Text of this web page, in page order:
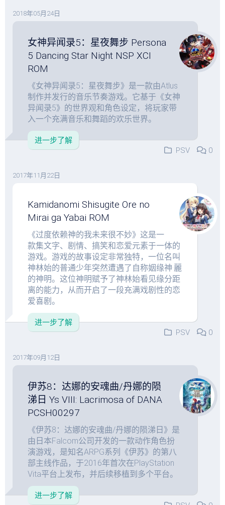
2018年05月24日
女神异闻录5：星夜舞步 Persona
5 Dancing Star Night NSP XCI
ROM
《女神异闻录5：星夜舞步》是一款由Atlus
制作并发行的音乐节奏游戏。它基于《女神
异闻录5》的世界观和角色设定，将玩家带
入一个充满音乐和舞蹈的欢乐世界。
进一步了解
PSV
0
2017年11月22日
Kamidanomi Shisugite Ore no
Mirai ga Yabai ROM
《过度依赖神的我未来很不妙》这是一
款集文字、剧情、搞笑和恋爱元素于一体的
游戏。游戏的故事设定非常独特，一位名叫
神林始的普通少年突然遭遇了自称姻缘神·麗
的神明。这位神明赋予了神林始看见缘分距
离的能力，从而开启了一段充满戏剧性的恋
爱喜剧。
进一步了解
PSV
0
2017年09月12日
伊苏8：达娜的安魂曲/丹娜的陨
涕日 Ys VIII: Lacrimosa of DANA
PCSH00297
《伊苏8：达娜的安魂曲/丹娜的陨涕日》是
由日本Falcom公司开发的一款动作角色扮
演游戏，是知名ARPG系列《伊苏》的第八
部主线作品，于2016年首次在PlayStation
Vita平台上发布，并后续移植到多个平台。
进一步了解